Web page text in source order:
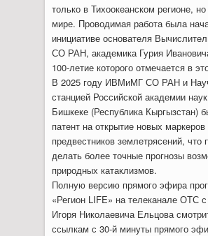
только в Тихоокеанском регионе,
мире. Проводимая работа была
инициативе основателя
СО РАН, академика Гурия
100-летие которого отмечается в
В 2025 году ИВМиМГ СО РАН и
станцией Российской академии
Бишкеке (Республика Кыргызстан)
патент на открытие новых маркеров
предвестников землетрясений, что
делать более точные прогнозы
природных катаклизмов.
Полную версию прямого эфира
«Регион LIFE» на телеканале ОТС
Игоря Николаевича Ельцова
ссылкам с 30-й минуты прямого